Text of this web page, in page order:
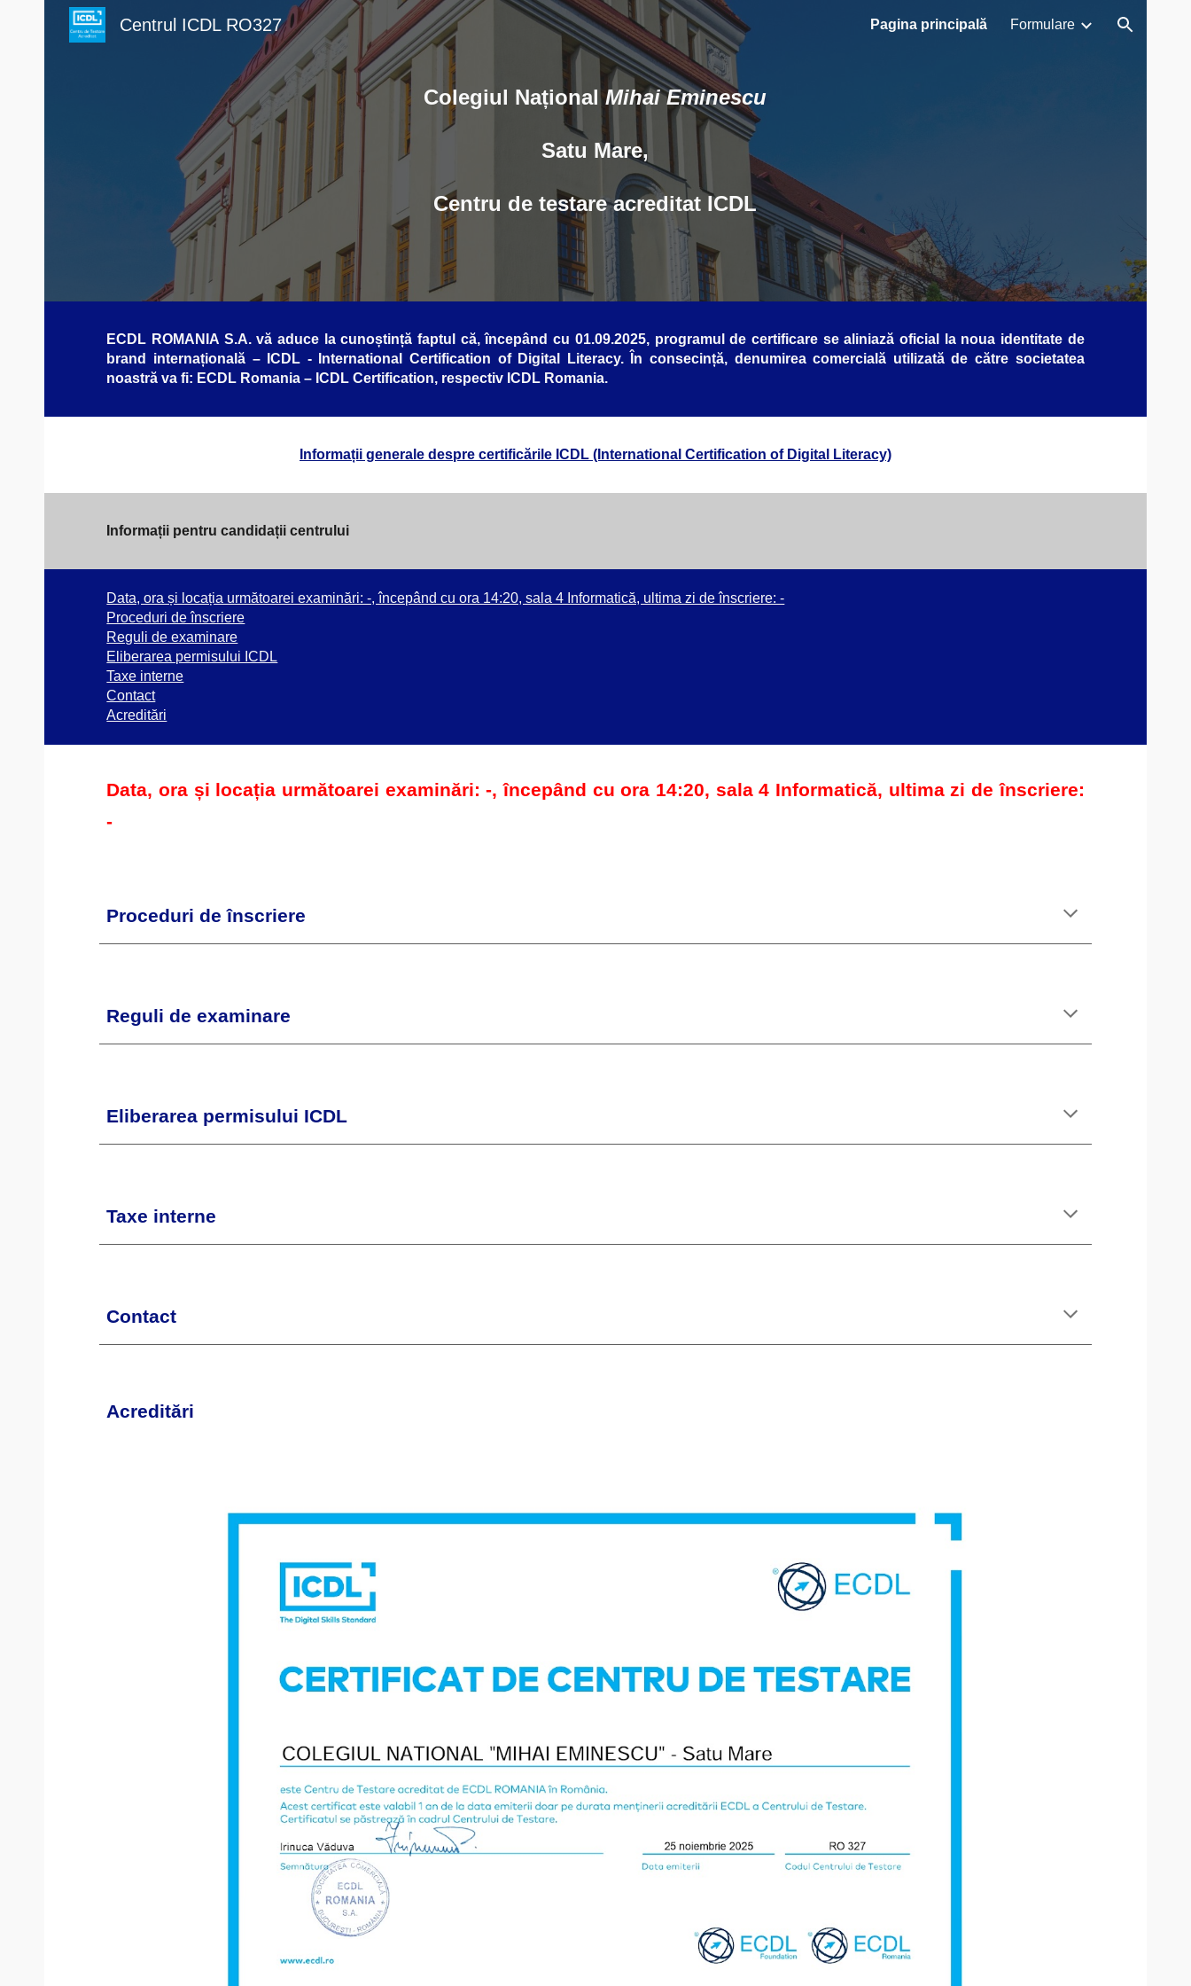
Skip to main content Skip to navigation
Centrul ICDL RO327 Pagina principală Formulare
Colegiul NaționalMihai Eminescu
Satu Mare,
Centru de testare acreditat ICDL
ECDL ROMANIA S.A. vă aduce la cunoștință faptul că, începând cu 01.09.2025, programul de certificare se aliniază oficial la noua identitate de
brand internațională – ICDL - International Certification of Digital Literacy. În consecință, denumirea comercială utilizată de către societatea
noastră va fi: ECDL Romania – ICDL Certification, respectiv ICDL Romania.
Informații generale despre certificările ICDL (International Certification of Digital Literacy)
Informații pentru candidații centrului
Data, ora și locația următoarei examinări: -, începând cu ora 14:20, sala 4 Informatică, ultima zi de înscriere: -
Proceduri de înscriere
Reguli de examinare
Eliberarea permisului ICDL
Taxe interne
Contact
Acreditări
Data, ora și locația următoarei examinări: -, începând cu ora 14:20, sala 4 Informatică, ultima zi de înscriere:
-
Proceduri de înscriere
Reguli de examinare
Eliberarea permisului ICDL
Taxe interne
Contact
Acreditări